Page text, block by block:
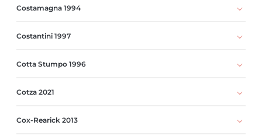
Costamagna 1994
Costantini 1997
Cotta Stumpo 1996
Cotza 2021
Cox-Rearick 2013